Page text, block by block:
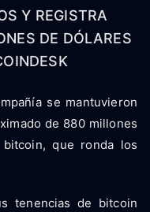
Y REGISTRA
DE DÓLARES
se mantuvieron
de 880 millones
que ronda los
tenencias de bitcoin